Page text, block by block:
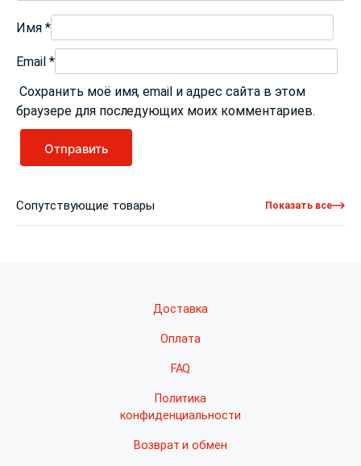
Имя *
Email *
Сохранить моё имя, email и адрес сайта в этом
браузере для последующих моих комментариев.
Сопутствующие товары Показать все
Доставка
Оплата
FAQ
Политика
конфиденциальности
Возврат и обмен